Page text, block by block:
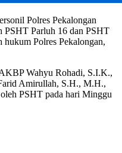
Polres Pekalongan
PSHT Parluh 16 dan PSHT
Polres Pekalongan,
Wahyu Rohadi, S.I.K.,
Amirullah, S.H., M.H.,
PSHT pada hari Minggu